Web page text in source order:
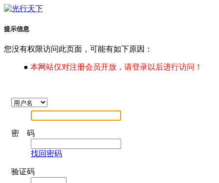
提示信息
您没有权限访问此页面，可能有如下原因：
● 本网站仅对注册会员开放，请登录以后进行访问！
密 码
找回密码
验证码